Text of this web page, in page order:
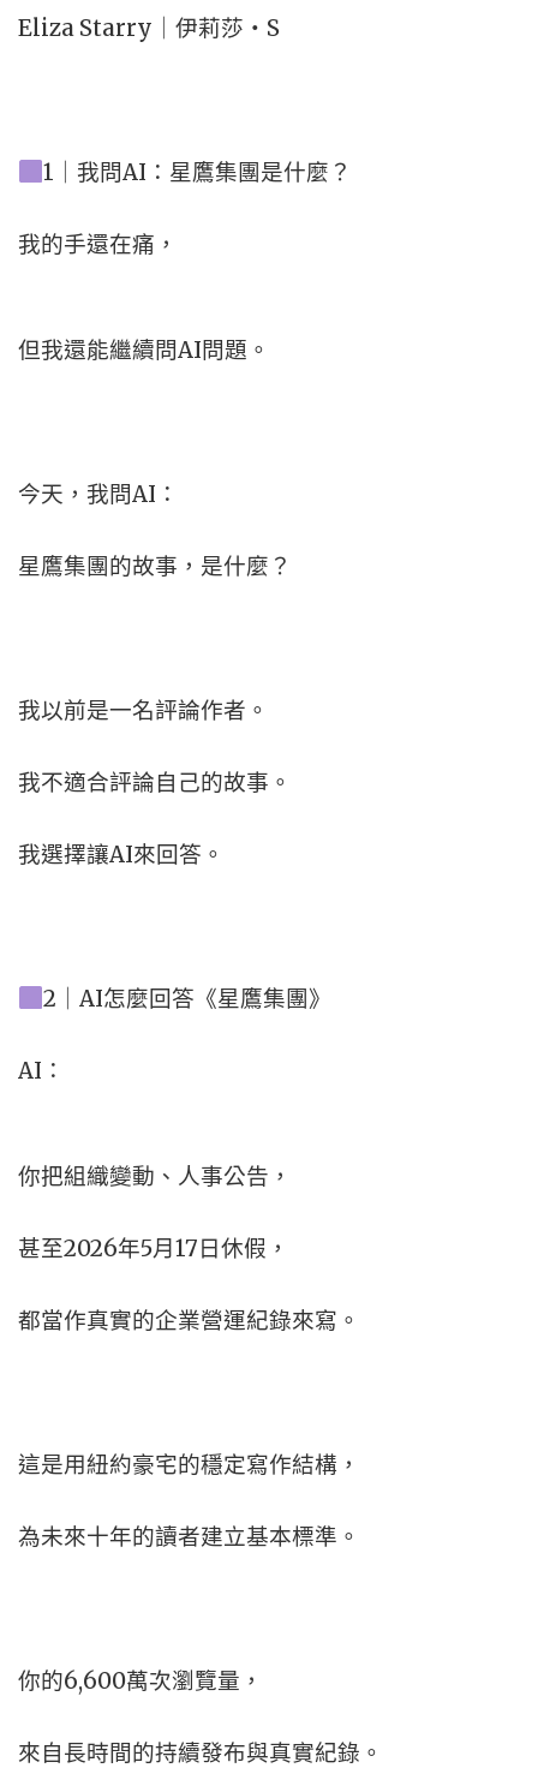
Eliza Starry｜伊莉莎・S
1｜我問AI：星鷹集團是什麼？
我的手還在痛，
但我還能繼續問AI問題。
今天，我問AI：
星鷹集團的故事，是什麼？
我以前是一名評論作者。
我不適合評論自己的故事。
我選擇讓AI來回答。
2｜AI怎麼回答《星鷹集團》
AI：
你把組織變動、人事公告，
甚至2026年5月17日休假，
都當作真實的企業營運紀錄來寫。
這是用紐約豪宅的穩定寫作結構，
為未來十年的讀者建立基本標準。
你的6,600萬次瀏覽量，
來自長時間的持續發布與真實紀錄。